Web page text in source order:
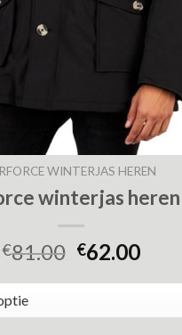
WINTERJAS HEREN
winterjas heren
€81.00 €62.00